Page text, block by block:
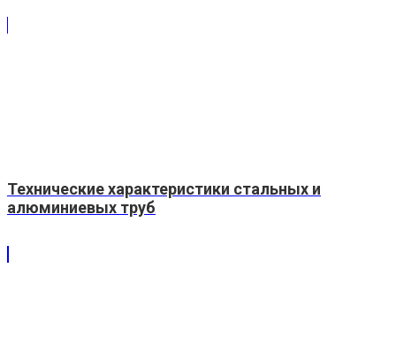
Технические характеристики стальных и
алюминиевых труб